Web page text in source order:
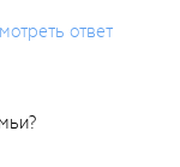
ответ